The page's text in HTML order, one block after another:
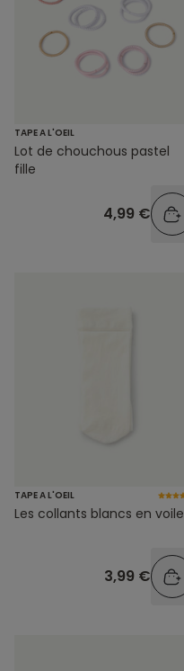
TAPE A L'OEIL
Lot de chouchous pastel
fille
4,99 €
TAPE A L'OEIL
Les collants blancs en voile
3,99 €